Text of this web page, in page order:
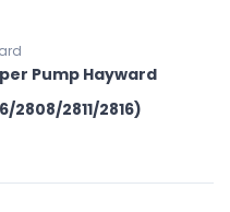
Pump Hayward
2808/2811/2816)